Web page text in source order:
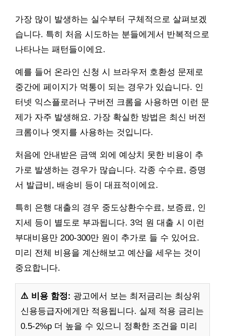
가장 많이 발생하는 실수부터 구체적으로 살펴보겠
습니다. 특히 처음 시도하는 분들에게서 반복적으로
나타나는 패턴들이에요.
예를 들어 온라인 신청 시 브라우저 호환성 문제로
중간에 페이지가 먹통이 되는 경우가 있습니다. 인
터넷 익스플로러나 구버전 크롬을 사용하면 이런 문
제가 자주 발생해요. 가장 확실한 방법은 최신 버전
크롬이나 엣지를 사용하는 것입니다.
처음에 안내받은 금액 외에 예상치 못한 비용이 추
가로 발생하는 경우가 많습니다. 각종 수수료, 증명
서 발급비, 배송비 등이 대표적이에요.
특히 은행 대출의 경우 중도상환수수료, 보증료, 인
지세 등이 별도로 부과됩니다. 3억 원 대출 시 이런
부대비용만 200-300만 원이 추가로 들 수 있어요.
미리 전체 비용을 계산해보고 예산을 세우는 것이
중요합니다.
⚠️ 비용 함정: 광고에서 보는 최저금리는 최상위
신용등급자에게만 적용됩니다. 실제 적용 금리는
0.5-2%p 더 높을 수 있으니 정확한 조건을 미리